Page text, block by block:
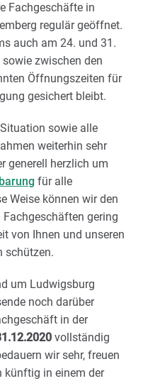
Fachgeschäfte in
regulär geöffnet.
auch am 24. und 31.
zwischen den
Öffnungszeiten für
gesichert bleibt.
sowie alle
weiterhin sehr
generell herzlich um
für alle
Weise können wir den
gering
von Ihnen und unseren
schützen.
um Ludwigsburg
noch darüber
in der
vollständig
wir sehr, freuen
künftig in einem der